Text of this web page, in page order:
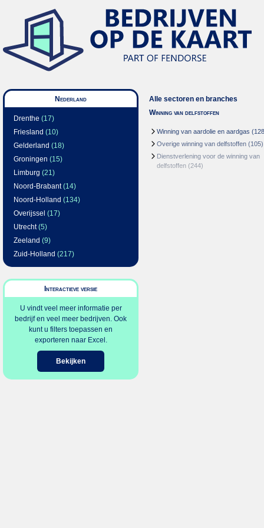
Nederland
Drenthe (17)
Friesland (10)
Gelderland (18)
Groningen (15)
Limburg (21)
Noord-Brabant(14)
Noord-Holland (134)
Overijssel (17)
Utrecht(5)
Zeeland (9)
Zuid-Holland (217)
Interactieve versie
U vindt veel meer informatie per
bedrijf en veel meer bedrijven. Ook
kunt u filters toepassen en
exporteren naar Excel.
Bekijken
Alle sectoren en branches
Winning van delfstoffen
Winning van aardolie en aardgas
Overige winning van delfstoffen (105)
Dienstverlening voor de winning van
delfstoffen (244)